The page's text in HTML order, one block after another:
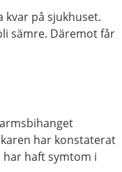
kvar på sjukhuset.
sämre. Däremot får
har konstaterat
haft symtom i